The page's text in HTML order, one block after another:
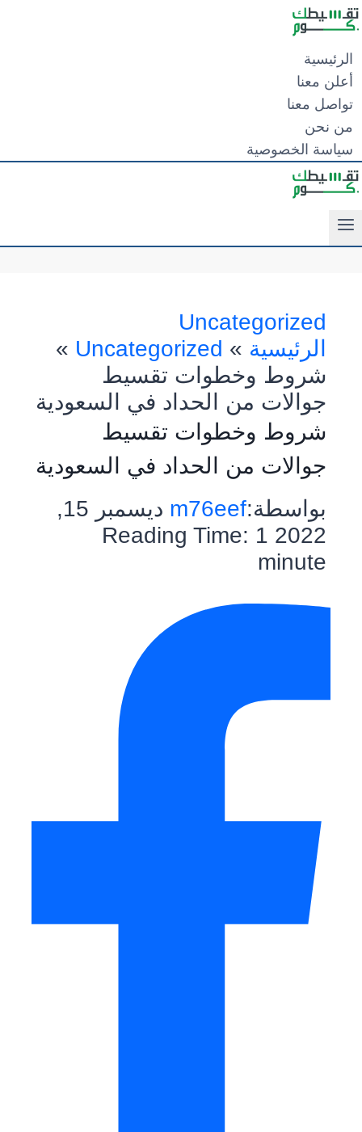
التجاوز
إلى
المحتوى
الرئيسية
أعلن معنا
تواصل معنا
من نحن
سياسة الخصوصية
Uncategorized
الرئيسية »
Uncategorized
»
شروط وخطوات تقسيط
جوالات من الحداد في السعودية
شروط وخطوات تقسيط
جوالات من الحداد في السعودية
بواسطة:m76eef
ديسمبر 15,
2022
Reading Time: 1
minute